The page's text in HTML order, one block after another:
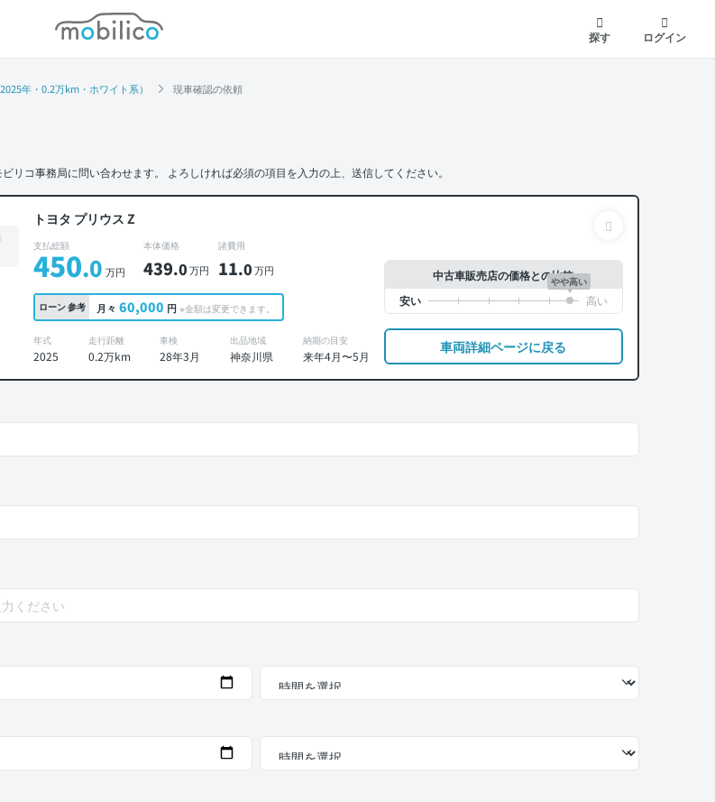
モビリコ
探す
ログイン
年・0.2万km・ホワイト系） 現車確認の依頼
リコ事務局に問い合わせます。 よろしければ必須の項目を入力の上、送信してください。
トヨタ プリウス Z
支払総額
450.0 万円
本体価格
439.0万円
諸費用
11.0万円
ローン参考 月々 60,000 円 ※金額は変更できます。
年式
2025
走行距離
0.2万km
車検
28年3月
出品地域
神奈川県
納期の目安
来年4月〜5月
中古車販売店の価格との比較
やや高い
車両詳細ページに戻る